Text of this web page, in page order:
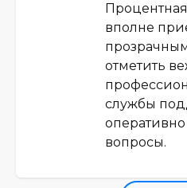
Процентная
вполне
отметить
службы
вопросы.